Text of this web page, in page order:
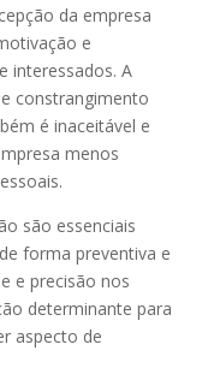
da empresa
e
interessados. A
constrangimento
é inaceitável e
menos
são essenciais
forma preventiva e
e precisão nos
determinante para
aspecto de